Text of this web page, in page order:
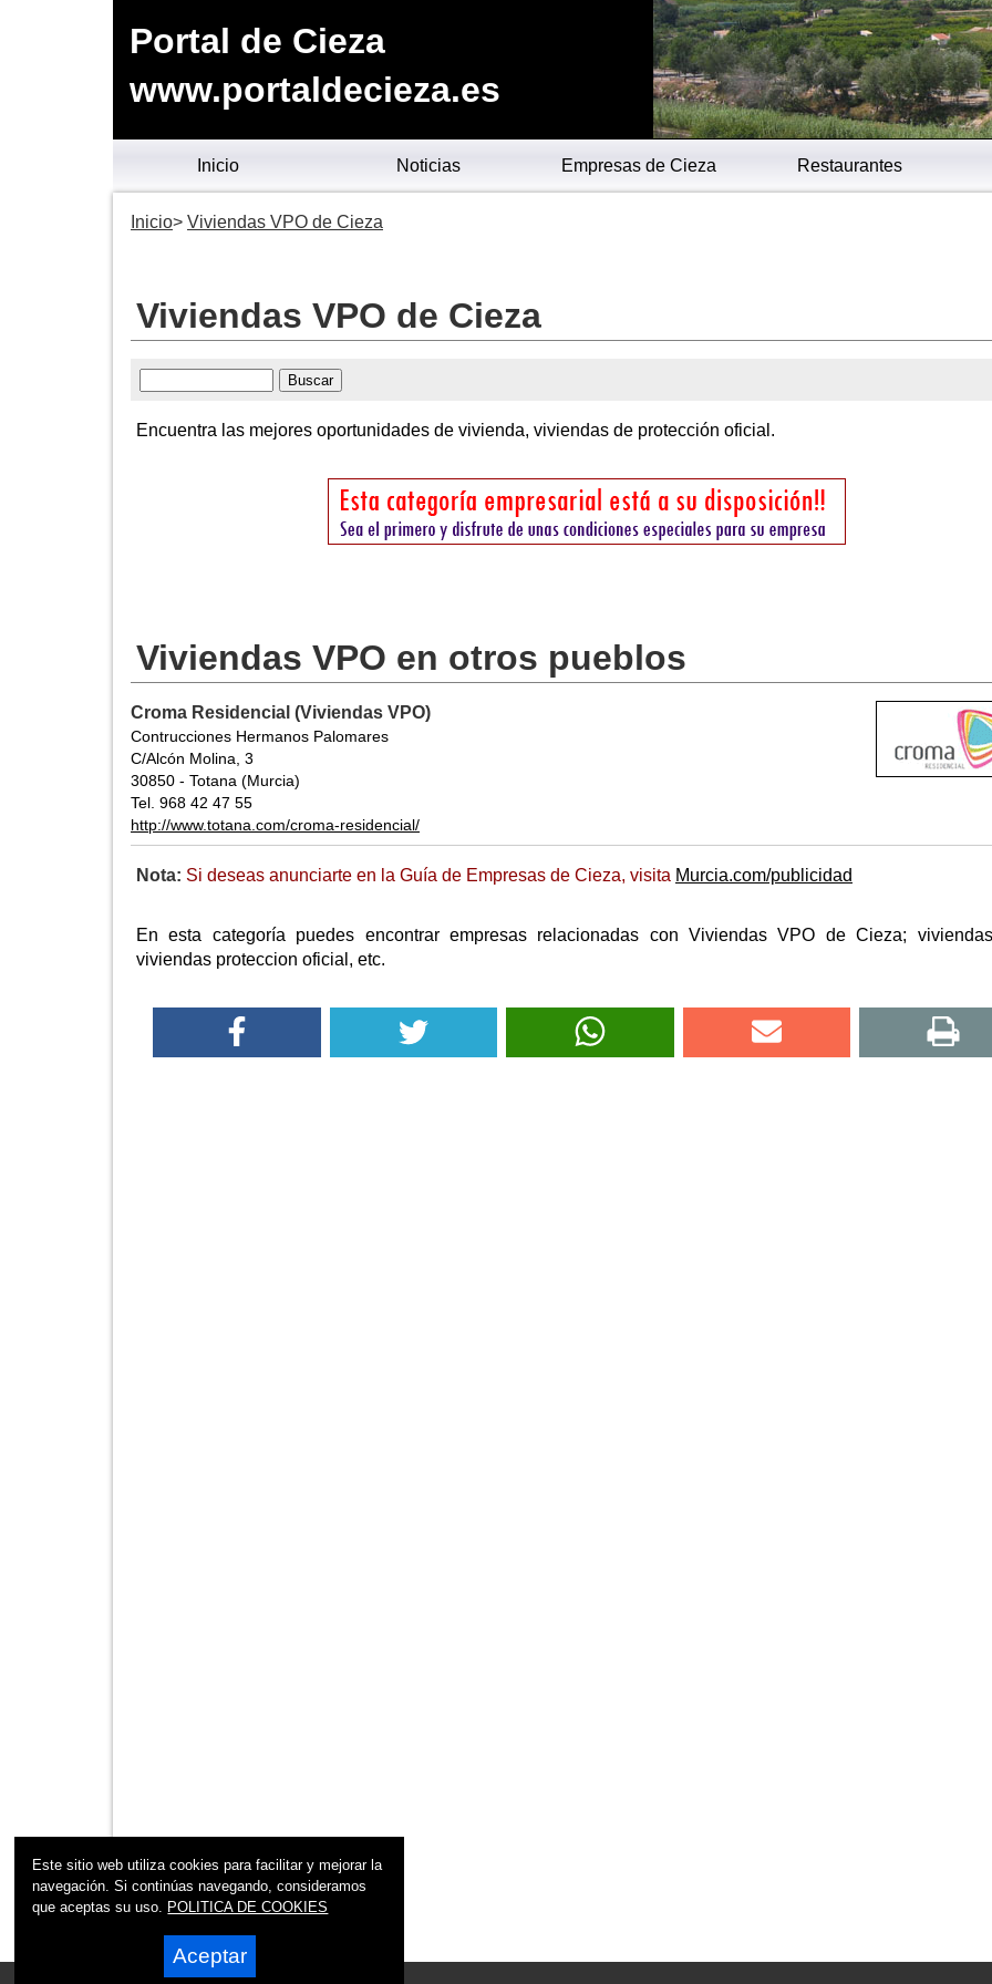
Portal de Cieza
www.portaldecieza.es
Inicio Noticias Empresas de Cieza Restaurantes
Inicio Viviendas VPO de Cieza
Viviendas VPO de Cieza
Encuentra las mejores oportunidades de vivienda, viviendas de protección oficial.
Viviendas VPO en otros pueblos
Croma Residencial (Viviendas VPO)
Contrucciones Hermanos Palomares
C/Alcón Molina, 3
30850 - Totana (Murcia)
Tel. 968 42 47 55
http://www.totana.com/croma-residencial/
Nota: Si deseas anunciarte en la Guía de Empresas de Cieza, visita Murcia.com/publicidad
En esta categoría puedes encontrar empresas relacionadas con Viviendas VPO de Cieza;
viviendas proteccion oficial, etc.
Este sitio web utiliza cookies para facilitar y mejorar la
navegación. Si continúas navegando, consideramos
que aceptas su uso. POLITICA DE COOKIES
Aceptar